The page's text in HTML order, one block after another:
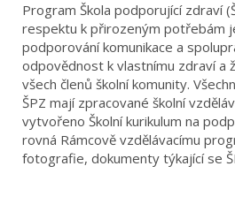
Program Škola podporující zdraví
respektu k přirozeným potřebám
podporování komunikace a
odpovědnost k vlastnímu zdraví a
všech členů školní komunity.
ŠPZ mají zpracované školní
vytvořeno Školní kurikulum na
rovná Rámcově vzdělávacímu
fotografie, dokumenty týkající se